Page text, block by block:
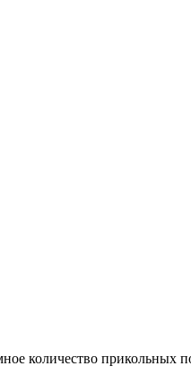
количество прикольных